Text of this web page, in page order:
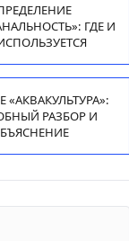
ГДЕ И
«АКВАКУЛЬТУРА»:
РАЗБОР И